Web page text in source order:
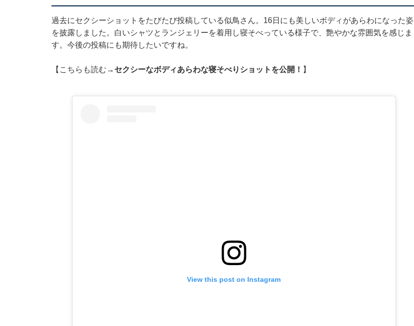
過去にセクシーショットをたびたび投稿している似鳥さん。16日にも美しいボディがあらわになった姿
を披露しました。 白いシャツとランジェリーを着用し寝そべっている様子で、艶やかな雰囲気を感じま
す。今後の投稿にも期待したいですね。
【こちらも読む→ セクシーなボディあらわな寝そべりショットを公開！ 】
View this post on Instagram